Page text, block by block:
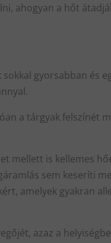
ahogyan a hőt
gyorsabban és
a tárgyak felszínét
mellett is kellemes
sem keseríti
amelyek gyakran
azaz a